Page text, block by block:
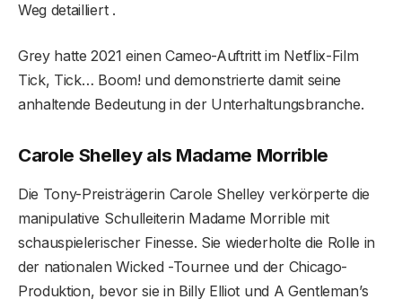
Weg detailliert .
Grey hatte 2021 einen Cameo-Auftritt im Netflix-Film
Tick, Tick… ​​Boom! und demonstrierte damit seine
anhaltende Bedeutung in der Unterhaltungsbranche.
Carole Shelley als Madame Morrible
Die Tony-Preisträgerin Carole Shelley verkörperte die
manipulative Schulleiterin Madame Morrible mit
schauspielerischer Finesse. Sie wiederholte die Rolle in
der nationalen Wicked -Tournee und der Chicago-
Produktion, bevor sie in Billy Elliot und A Gentleman’s